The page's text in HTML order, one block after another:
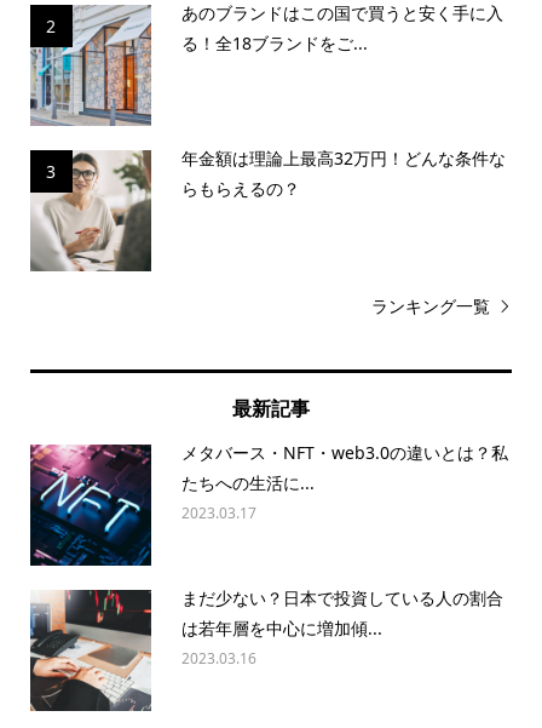
2
あのブランドはこの国で買うと安く手に入
る！全18ブランドをご...
3
年金額は理論上最高32万円！どんな条件な
らもらえるの？
ランキング一覧
最新記事
メタバース・NFT・web3.0の違いとは？私
たちへの生活に...
2023.03.17
まだ少ない？日本で投資している人の割合
は若年層を中心に増加傾...
2023.03.16